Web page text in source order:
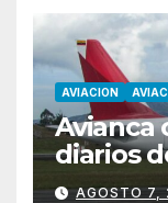
AVIACION
Avianca
diarios
AGOSTO 7,